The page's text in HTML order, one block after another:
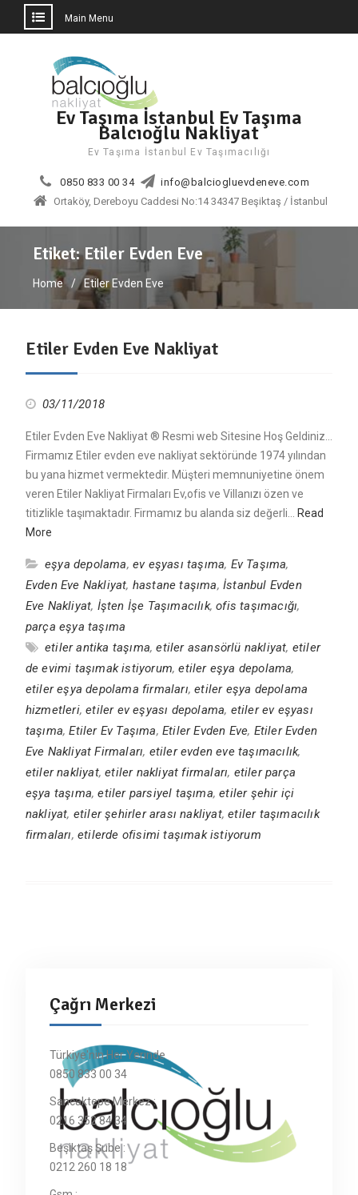
Main Menu
Ev Taşıma İstanbul Ev Taşıma
Balcıoğlu Nakliyat
Ev Taşıma İstanbul Ev Taşımacılığı
0850 833 00 34
info@balciogluevdeneve.com
Ortaköy, Dereboyu Caddesi No:14 34347 Beşiktaş / İstanbul
Etiket:Etiler Evden Eve
Home Etiler Evden Eve
Etiler Evden Eve Nakliyat
03/11/2018
Etiler Evden Eve Nakliyat ® Resmi web Sitesine Hoş Geldiniz…
Firmamız Etiler evden eve nakliyat sektöründe 1974 yılından
bu yana hizmet vermektedir. Müşteri memnuniyetine önem
veren Etiler Nakliyat Firmaları Ev,ofis ve Villanızı özen ve
titizlikle taşımaktadır. Firmamız bu alanda siz değerli… Read
More
eşya depolama, ev eşyası taşıma, Ev Taşıma,
Evden Eve Nakliyat, hastane taşıma, İstanbul Evden
Eve Nakliyat, İşten İşe Taşımacılık,ofis taşımacığı,
parça eşya taşıma
etiler antika taşıma,etiler asansörlü nakliyat, etiler
de evimi taşımak istiyorum,etiler eşya depolama,
etiler eşya depolama firmaları,etiler eşya depolama
hizmetleri,etiler ev eşyası depolama, etiler ev eşyası
taşıma,Etiler Ev Taşıma, Etiler Evden Eve, Etiler Evden
Eve Nakliyat Firmaları, etiler evden eve taşımacılık,
etiler nakliyat,etiler nakliyat firmaları, etiler parça
eşya taşıma,etiler parsiyel taşıma,etiler şehir içi
nakliyat, etiler şehirler arası nakliyat,etiler taşımacılık
firmaları, etilerde ofisimi taşımak istiyorum
Çağrı Merkezi
Türkiye'nin Her Yerinde
0850 833 00 34
Sancaktepe Merkez :
0216 352 84 34
Beşiktaş Şube :
0212 260 18 18